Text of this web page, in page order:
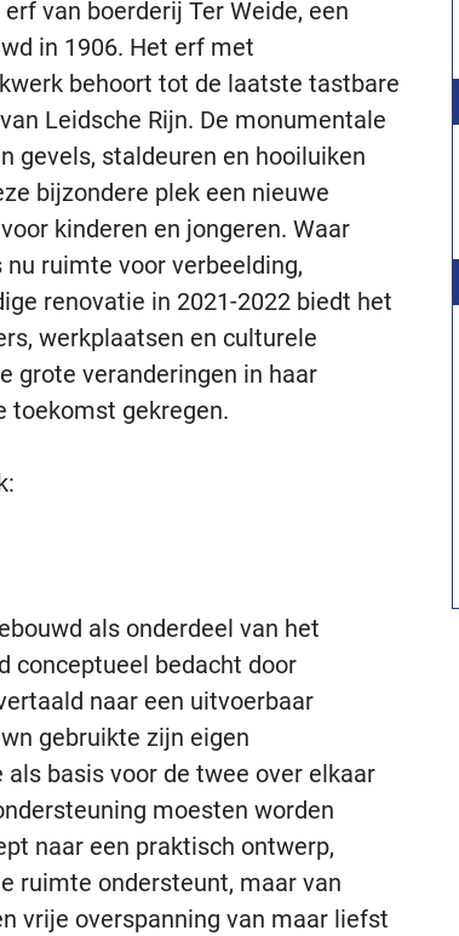
van boerderij Ter Weide, een
in 1906. Het erf met
behoort tot de laatste tastbare
Leidsche Rijn. De monumentale
gevels, staldeuren en hooiluiken
bijzondere plek een nieuwe
kinderen en jongeren. Waar
ruimte voor verbeelding,
renovatie in 2021-2022 biedt het
werkplaatsen en culturele
grote veranderingen in haar
toekomst gekregen.
als onderdeel van het
conceptueel bedacht door
naar een uitvoerbaar
gebruikte zijn eigen
als basis voor de twee over elkaar
moesten worden
naar een praktisch ontwerp,
ruimte ondersteunt, maar van
vrije overspanning van maar liefst